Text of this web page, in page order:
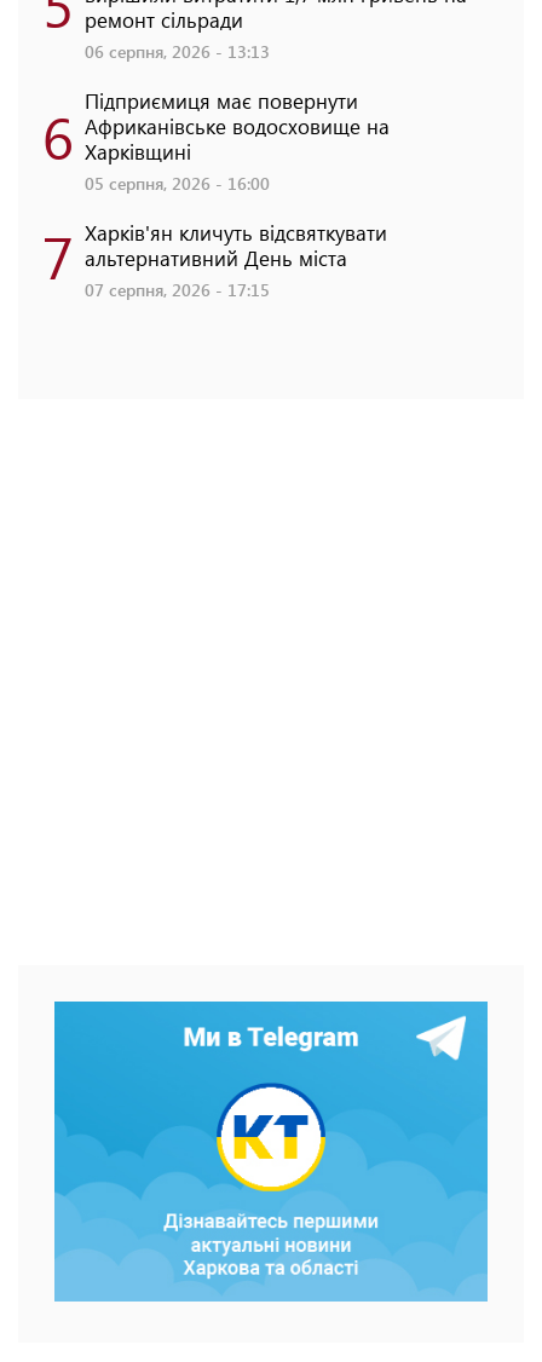
ремонт сільради
06 серпня, 2026 - 13:13
6 Підприємиця має повернути
Африканівське водосховище на
Харківщині
05 серпня, 2026 - 16:00
7 Харків'ян кличуть відсвяткувати
альтернативний День міста
07 серпня, 2026 - 17:15